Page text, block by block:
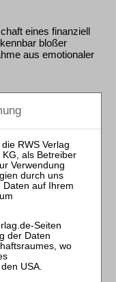
eines finanziell
bloßer
aus emotionaler
8/01
(LS)
U 69/01
eines
des
Baumaschinen